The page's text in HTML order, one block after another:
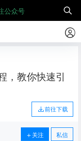
公众号
，教你快速引
前往下载
关注 私信